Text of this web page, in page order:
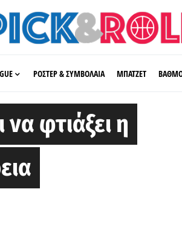
ΡΟΣΤΕΡ & ΣΥΜΒΟΛΑΙΑ ΜΠΑΤΖΕΤ
φτιάξει η